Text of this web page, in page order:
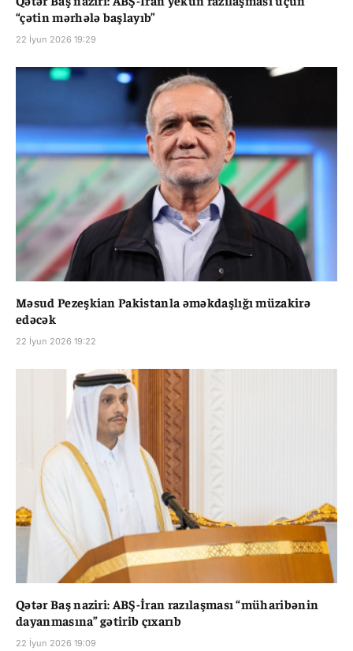
“çətin mərhələ başlayıb”
22 İyun 2026 19:29
Məsud Pezeşkian Pakistanla əməkdaşlığı müzakirə
edəcək
22 İyun 2026 19:22
Qətər Baş naziri: ABŞ-İran razılaşması “müharibənin
dayanmasına” gətirib çıxarıb
22 İyun 2026 19:09